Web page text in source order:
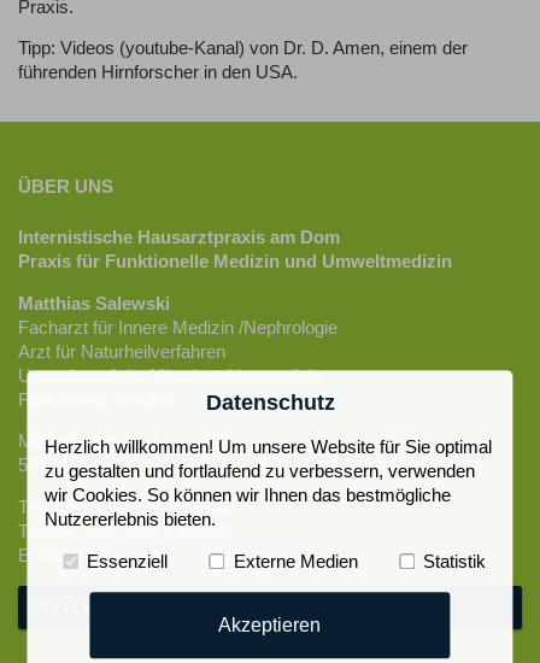
Praxis.
Tipp: Videos (youtube-Kanal) von Dr. D. Amen, einem der
führenden Hirnforscher in den USA.
ÜBER UNS
Internistische Hausarztpraxis am Dom
Praxis für Funktionelle Medizin und Umweltmedizin
Matthias Salewski
Facharzt für Innere Medizin /Nephrologie
Arzt für Naturheilverfahren
Umweltmedizin, Mitochondrienmedizin
Funktionelle Medizin
Marzellenstraße 1
50667 Köln
Telefon: +49 (221) 9129766
Telefax: +49 (221) 1390192
E-Mail: praxis@hausarzt-am-dom.de
Datenschutz
Herzlich willkommen! Um unsere Website für Sie optimal
zu gestalten und fortlaufend zu verbessern, verwenden
wir Cookies. So können wir Ihnen das bestmögliche
Nutzererlebnis bieten.
Essenziell Externe Medien Statistik
Akzeptieren